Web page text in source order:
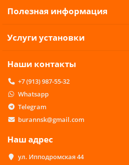
Полезная информация
Услуги установки
Наши контакты
+7 (913) 987-55-32
Whatsapp
Telegram
burannsk@gmail.com
Наш адрес
ул. Ипподромская 44